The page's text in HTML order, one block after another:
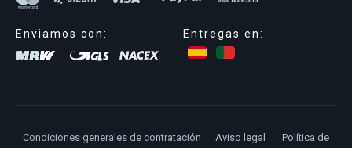
Enviamos con: Entregas en:
Condiciones generales de contratación Aviso legal Política de